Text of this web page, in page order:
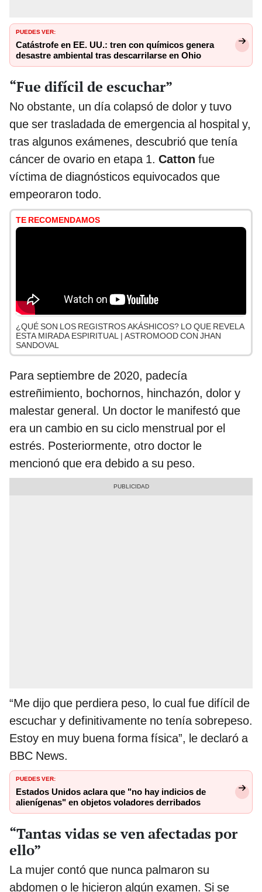
PUEDES VER:
Catástrofe en EE. UU.: tren con químicos genera
desastre ambiental tras descarrilarse en Ohio
“Fue difícil de escuchar”
No obstante, un día colapsó de dolor y tuvo
que ser trasladada de emergencia al hospital y,
tras algunos exámenes, descubrió que tenía
cáncer de ovario en etapa 1. Catton fue
víctima de diagnósticos equivocados que
empeoraron todo.
TE RECOMENDAMOS
¿QUÉ SON LOS REGISTROS AKÁSHICOS? LO QUE REVELA
ESTA MIRADA ESPIRITUAL | ASTROMOOD CON JHAN
SANDOVAL
Para septiembre de 2020, padecía
estreñimiento, bochornos, hinchazón, dolor y
malestar general. Un doctor le manifestó que
era un cambio en su ciclo menstrual por el
estrés. Posteriormente, otro doctor le
mencionó que era debido a su peso.
“Me dijo que perdiera peso, lo cual fue difícil de
escuchar y definitivamente no tenía sobrepeso.
Estoy en muy buena forma física”, le declaró a
BBC News.
PUEDES VER:
Estados Unidos aclara que "no hay indicios de
alienígenas" en objetos voladores derribados
“Tantas vidas se ven afectadas por
ello”
La mujer contó que nunca palmaron su
abdomen o le hicieron algún examen. Si se